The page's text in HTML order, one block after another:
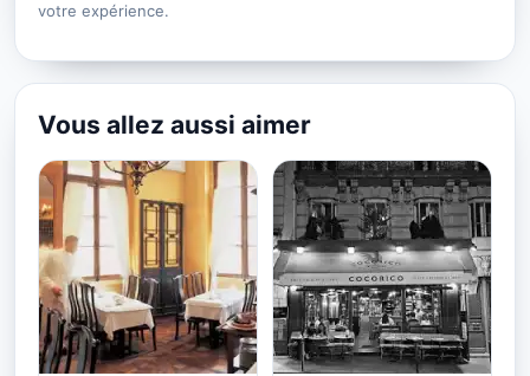
votre expérience.
Vous allez aussi aimer